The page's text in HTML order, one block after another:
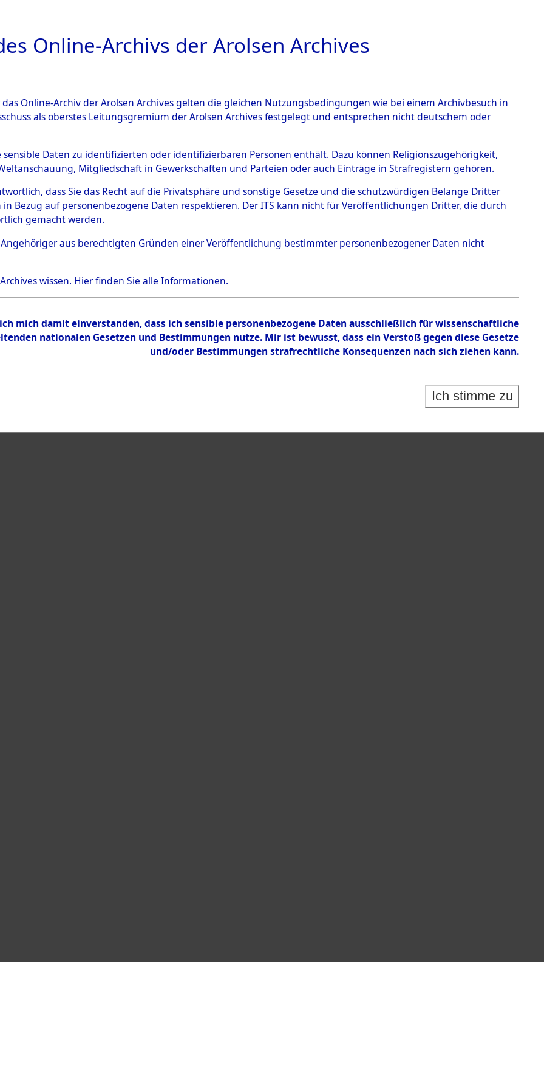
ARCHIVALE ÜBERSICHT BILD
0004 (108002562)
Person ALLZEIT, LUISE
Bestand
Online-Archivs der Arolsen Archives
Online-Archiv der Arolsen Archives gelten die gleichen Nutzungsbedingungen wie bei einem Archivbesuch in
als oberstes Leitungsgremium der Arolsen Archives festgelegt und entsprechen nicht deutschem oder
sensible Daten zu identifizierten oder identifizierbaren Personen enthält. Dazu können Religionszugehörigkeit,
Mitgliedschaft in Gewerkschaften und Parteien oder auch Einträge in Strafregistern gehören.
dass Sie das Recht auf die Privatsphäre und sonstige Gesetze und die schutzwürdigen Belange Dritter
Bezug auf personenbezogene Daten respektieren. Der ITS kann nicht für Veröffentlichungen Dritter, die durch
gemacht werden.
Angehöriger aus berechtigten Gründen einer Veröffentlichung bestimmter personenbezogener Daten nicht
wissen. Hierfinden Sie alle Informationen.
mich damit einverstanden, dass ich sensible personenbezogene Daten ausschließlich für wissenschaftliche
nationalen Gesetzen und Bestimmungen nutze. Mir ist bewusst, dass ein Verstoß gegen diese Gesetze
und/oder Bestimmungen strafrechtliche Konsequenzen nach sich ziehen kann.
Ich stimme zu